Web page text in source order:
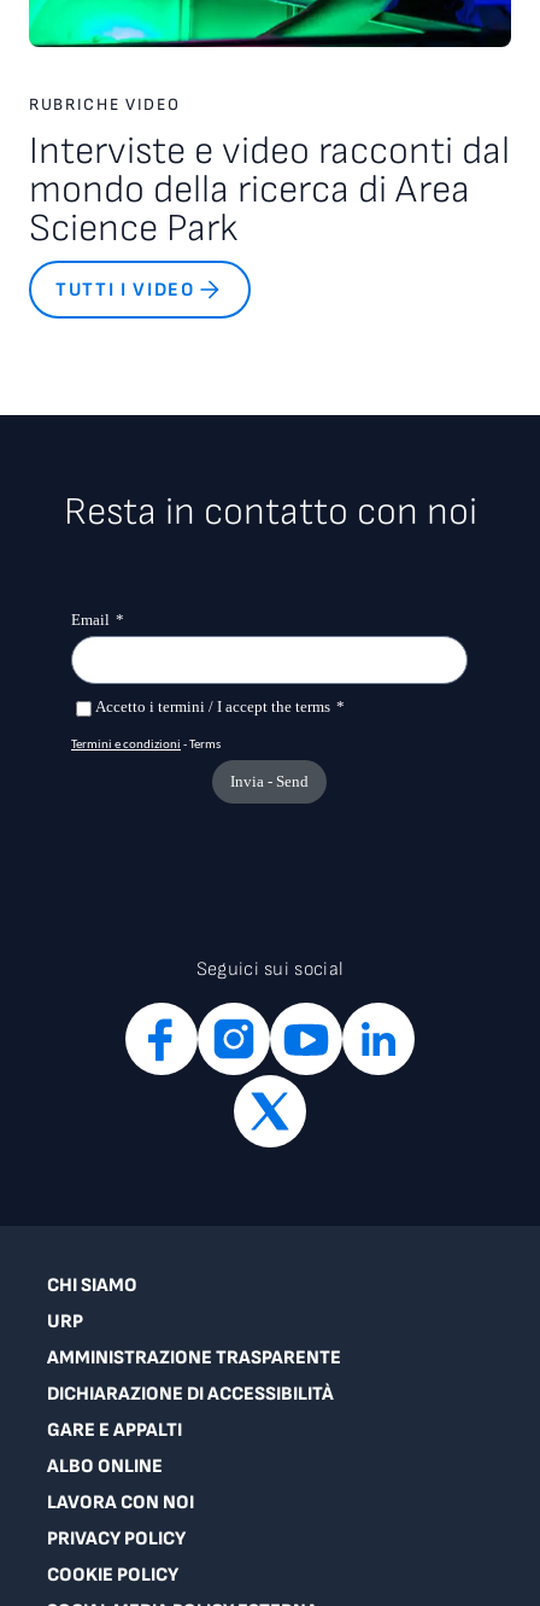
RUBRICHE VIDEO
Interviste e video racconti dal
mondo della ricerca di Area
Science Park
TUTTI I VIDEO
Resta in contatto con noi
Seguici sui social
CHI SIAMO
URP
AMMINISTRAZIONE TRASPARENTE
DICHIARAZIONE DI ACCESSIBILITÀ
GARE E APPALTI
ALBO ONLINE
LAVORA CON NOI
PRIVACY POLICY
COOKIE POLICY